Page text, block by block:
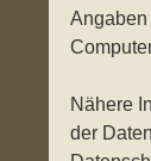
Nähere
der